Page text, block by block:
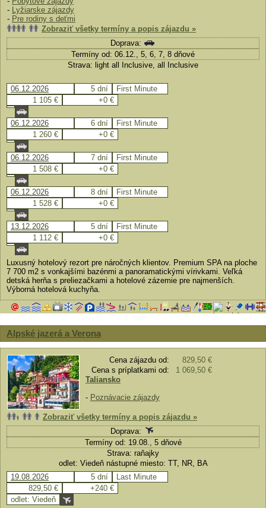
- Lyžiarske zájazdy
- Pre rodiny s deťmi
Zobraziť všetky termíny a popis zájazdu »
Doprava:
Termíny od: 06.12., 5, 6, 7, 8 dňové
Strava: light all Inclusive, all Inclusive
06.12.2026 5 dní
First Minute
1 105 €
+0 €
06.12.2026 6 dní
First Minute
1 260 €
+0 €
06.12.2026 7 dní
First Minute
1 508 €
+0 €
06.12.2026 8 dní
First Minute
1 528 €
+0 €
13.12.2026 5 dní
First Minute
1 112 €
+0 €
Luxusný hotelový rezort pre náročných klientov. Premium SPA na ploche
7 700 m2 s vonkajšími bazénmi a panoramatickými vírivkami. Veľká
detská herňa s preliezačkami a hotelové zázemie pre najmenších.
Výborná hotelová kuchyňa.
Alpské jazerá a Verona
Cena zájazdu od:
829,50 €
Cena s príplatkami od:
1 069,50 €
Taliansko
- Poznávacie zájazdy
Zobraziť všetky termíny a popis zájazdu »
Doprava:
Termíny od: 19.08., 5 dňové
Strava: raňajky
odlet: Viedeň nástupné miesto: TT, NR, BA
19.08.2026
5 dní
Last Minute
829,50 €
+240 €
odlet: Viedeň